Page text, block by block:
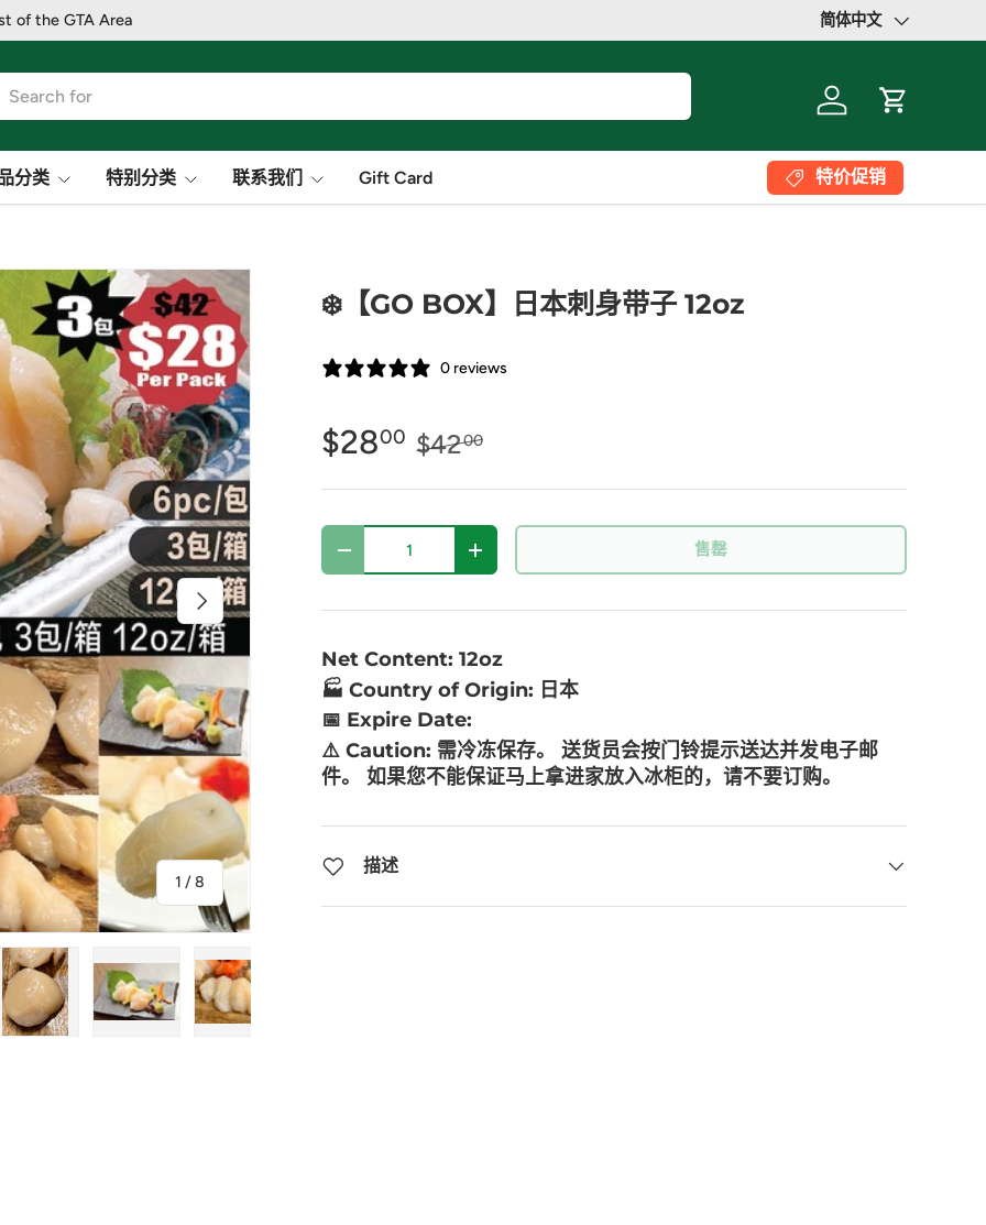
of the GTA Area 语言
简体中文
登录 大车
分类 特别分类 联系我们 Gift Card 特价促销
1 /的
8
下一个
❄️【GO BOX】日本刺身带子 12oz
0 reviews
$2800 $4200
数量
- + 售罄
Net Content: 12oz
🏭 Country of Origin: 日本
📅 Expire Date:
⚠️ Caution: 需冷冻保存。 送货员会按门铃提示送达并发电子邮
件。 如果您不能保证马上拿进家放入冰柜的，请不要订购。
描述